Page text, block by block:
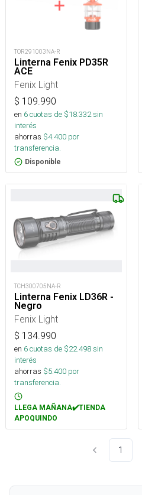
TOR291003NA-R
Linterna Fenix PD35R
ACE
Fenix Light
$ 109.990
en 6cuotas de $18.332sin
interés
ahorras $4.400 por
transferencia.
Disponible
TCH300705NA-R
Linterna Fenix LD36R -
Negro
Fenix Light
$ 134.990
en 6cuotas de $22.498sin
interés
ahorras $5.400 por
transferencia.
LLEGA MAÑANA✔️TIENDA
APOQUINDO
1